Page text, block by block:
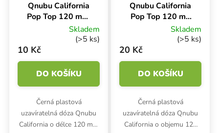
Qnubu California
Pop Top 120 mm,
uzavíratelná
kapesní dóza
Skladem
(>5 ks)
10 Kč
DO KOŠÍKU
Černá plastová
uzavíratelná dóza Qnubu
California o délce 120 mm
Qnubu California
Pop Top 120 ml,
uzavíratelná
kapesní dóza
Skladem
(>5 ks)
20 Kč
DO KOŠÍKU
Černá plastová
uzavíratelná dóza Qnubu
California o objemu 120